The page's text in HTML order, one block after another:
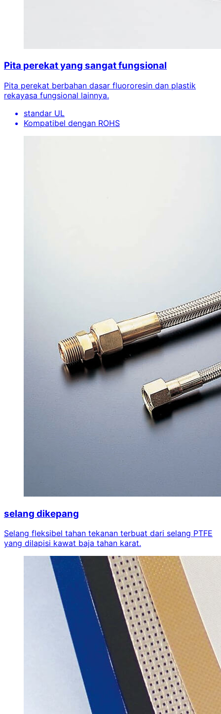
Pita perekat yang sangat fungsional
Pita perekat berbahan dasar fluororesin dan plastik
rekayasa fungsional lainnya.
standar UL
Kompatibel dengan ROHS
selang dikepang
Selang fleksibel tahan tekanan terbuat dari selang PTFE
yang dilapisi kawat baja tahan karat.